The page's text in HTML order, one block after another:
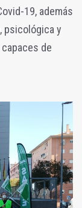
19, además
psicológica y
de